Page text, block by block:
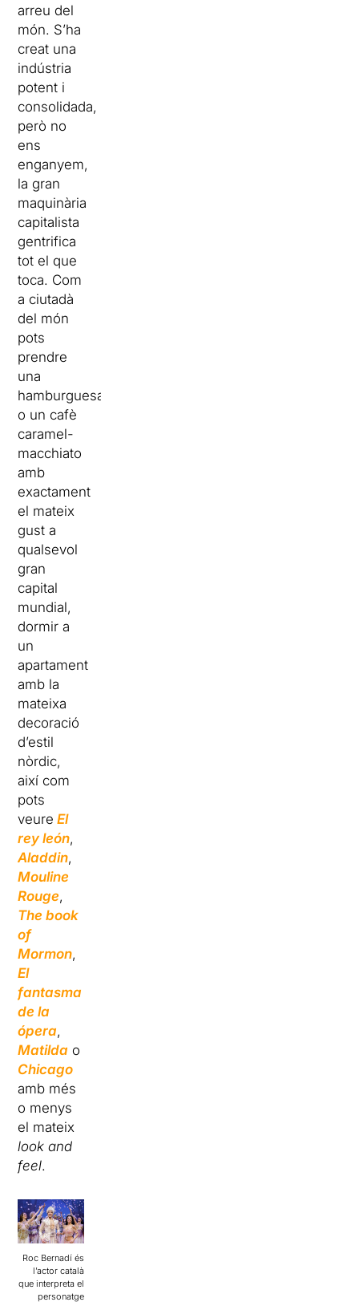
arreu del
món. S’ha
creat una
indústria
potent i
consolidada,
però no
ens
enganyem,
la gran
maquinària
capitalista
gentrifica
tot el que
toca. Com
a ciutadà
del món
pots
prendre
una
hamburguesa
o un cafè
caramel-
macchiato
amb
exactament
el mateix
gust a
qualsevol
gran
capital
mundial,
dormir a
un
apartament
amb la
mateixa
decoració
d’estil
nòrdic,
així com
pots
veure El
rey león,
Aladdin,
Mouline
Rouge,
The book
of
Mormon,
El
fantasma
de la
ópera,
Matilda o
Chicago
amb més
o menys
el mateix
look and
feel.
Roc Bernadí és
l’actor català
que interpreta el
personatge